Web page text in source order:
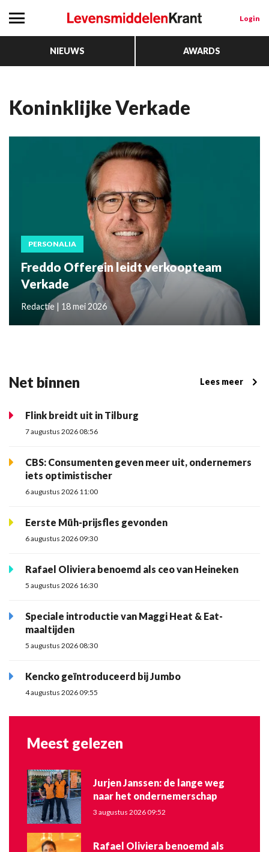
Login
NIEUWS AWARDS
Koninklijke Verkade
PERSONALIA
Freddo Offerein leidt verkoopteam
Verkade
Redactie | 18 mei 2026
Net binnen Lees meer
Flink breidt uit in Tilburg
7 augustus 2026 08:56
CBS: Consumenten geven meer uit, ondernemers
iets optimistischer
6 augustus 2026 11:00
Eerste Müh-prijsfles gevonden
6 augustus 2026 09:30
Rafael Oliviera benoemd als ceo van Heineken
5 augustus 2026 16:30
Speciale introductie van Maggi Heat & Eat-
maaltijden
5 augustus 2026 08:30
Kencko geïntroduceerd bij Jumbo
4 augustus 2026 09:55
Meest gelezen
Jurjen Janssen: de lange weg
naar het ondernemerschap
3 augustus 2026 09:52
Rafael Oliviera benoemd als